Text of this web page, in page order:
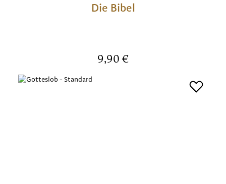
Die Bibel
Regulärer Preis:
9,90 €